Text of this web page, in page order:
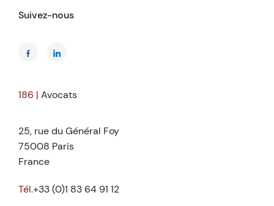
Suivez-nous
186 | Avocats
25, rue du Général Foy
75008 Paris
France
Tél.+33 (0)1 83 64 91 12